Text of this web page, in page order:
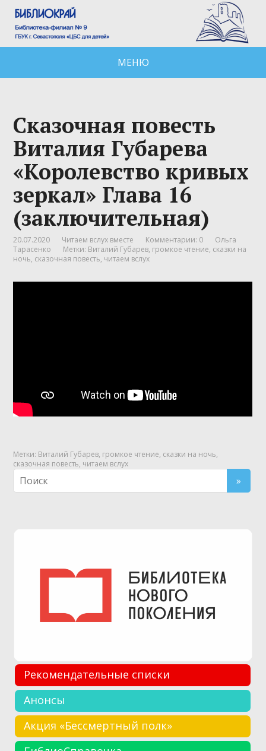
МЕНЮ
Сказочная повесть
Виталия Губарева
«Королевство кривых
зеркал» Глава 16
(заключительная)
20.07.2020 Читаем вслух вместе Комментарии: 0
Ольга
Тарасенко
Метки: Виталий Губарев, громкое чтение, сказки на
ночь, сказочная повесть, читаем вслух
Метки: Виталий Губарев, громкое чтение, сказки на ночь,
сказочная повесть, читаем вслух
Рекомендательные списки
Анонсы
Акция «Бессмертный полк»